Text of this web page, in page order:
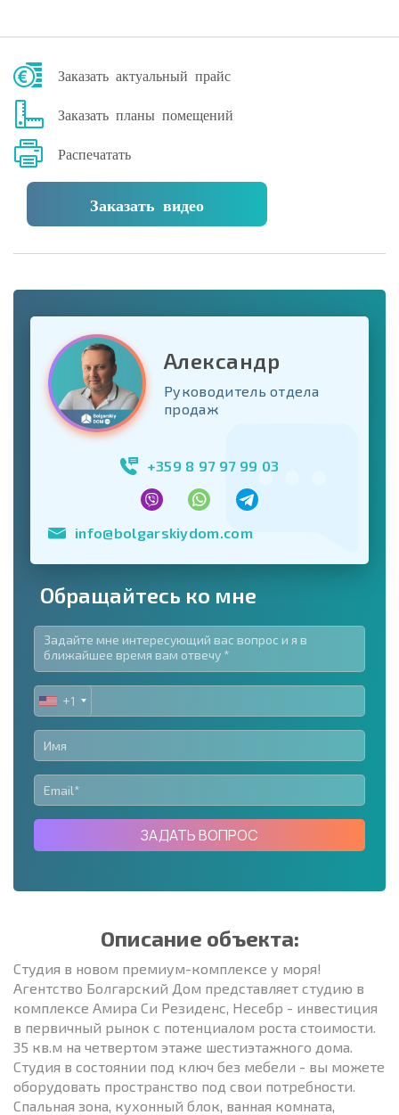
Заказать актуальный прайс
Заказать планы помещений
Распечатать
Заказать видео
Александр
Руководитель отдела
продаж
+359 8 97 97 99 03
info@bolgarskiydom.com
Обращайтесь ко мне
UNITED
STATES
+1
+1
ЗАДАТЬ ВОПРОС
Описание объекта:
Студия в новом премиум-комплексе у моря!
Агентство Болгарский Дом представляет студию в
комплексе Амира Си Резиденс, Несебр - инвестиция
в первичный рынок с потенциалом роста стоимости.
35 кв.м на четвертом этаже шестиэтажного дома.
Студия в состоянии под ключ без мебели - вы можете
оборудовать пространство под свои потребности.
Спальная зона, кухонный блок, ванная комната,